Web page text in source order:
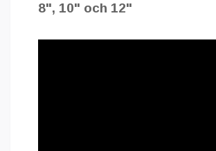
8", 10" och 12"